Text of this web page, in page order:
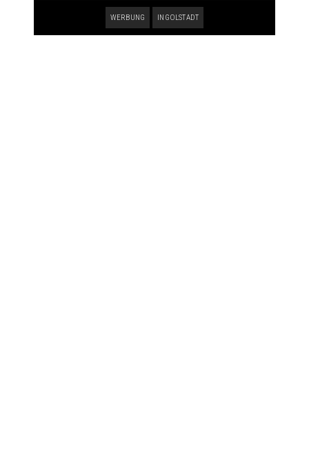
WERBUNG INGOLSTADT